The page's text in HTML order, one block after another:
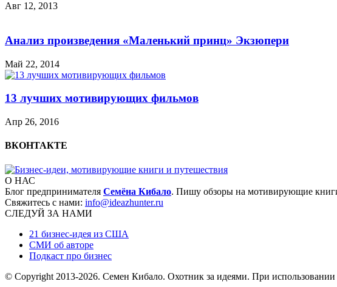
Авг 12, 2013
Анализ произведения «Маленький принц» Экзюпери
Май 22, 2014
13 лучших мотивирующих фильмов
Апр 26, 2016
ВКОНТАКТЕ
О НАС
Блог предпринимателя Семёна Кибало. Пишу обзоры на мотивирующие
Свяжитесь с нами: info@ideazhunter.ru
СЛЕДУЙ ЗА НАМИ
21 бизнес-идея из США
СМИ об авторе
Подкаст про бизнес
© Copyright 2013-2026. Семен Кибало. Охотник за идеями. При использовании